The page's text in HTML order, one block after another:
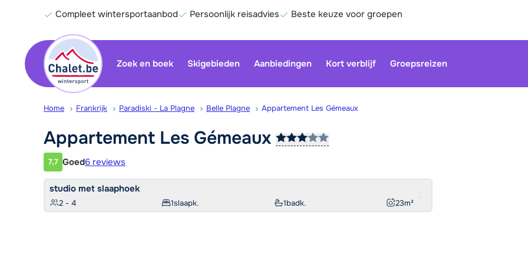
Compleet wintersportaanbod Persoonlijk reisadvies Beste keuze voor groepen
Zoek en boek Skigebieden Aanbiedingen Kort verblijf Groepsreizen
Home Frankrijk Paradiski - La Plagne Belle Plagne Appartement Les Gémeaux
Appartement Les Gémeaux
Klantwaardering
7,7 Goed6 reviews
studio met slaaphoek
2 - 4 1slaapk. 1badk. 23m²